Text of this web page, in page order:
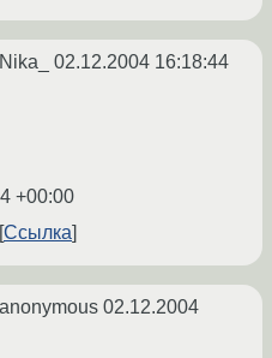
02.12.2004 16:18:44
+00:00
Ссылка
02.12.2004